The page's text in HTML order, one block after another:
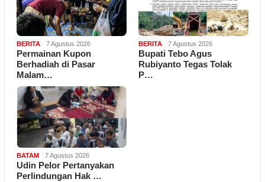
BERITA 7 Agustus 2026
Permainan Kupon
Berhadiah di Pasar
Malam…
BERITA 7 Agustus 2026
Bupati Tebo Agus
Rubiyanto Tegas Tolak
P…
BATAM 7 Agustus 2026
Udin Pelor Pertanyakan
Perlindungan Hak …